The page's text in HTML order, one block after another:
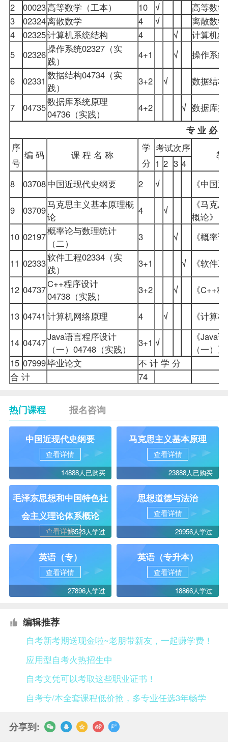
2
00023高等数学（工本） 10 √
高等数学
3
02324离散数学 4 √
离散数学
4
02325计算机系统结构 4 √
计算机
5
02326操作系统02327（实
践）
4+1 √ 操作系统
6 02331 数据结构04734（实
践）
3+2 √ 数据结构
7 04735数据库系统原理
04736（实践）
4+2 √ 数据库
专 业 必
序
号
编 码 课 程 名 称
学
分
考试次序
教
1 2 3 4
8
03708中国近现代史纲要 2 √ 《中国
9 03709马克思主义基本原理概
论
4 √ 《马克
概论》
10 02197概率论与数理统计
（二）
3 √ 《概率
11 02333软件工程02334（实
践）
3+1 √ 《软件
12 04737C++程序设计
04738（实践）
3+2 √ 《C++
13 04741 计算机网络原理 4 √ 《计算
14 04747Java语言程序设计
（一）04748（实践）
3+1 √
《Java
（一）》
15 07999毕业论文
不 计 学 分
合 计
74
热门课程 报名咨询
中国近现代史纲要
查看详情
14888人已购买
马克思主义基本原理
查看详情
23888人已购买
毛泽东思想和中国特色社
会主义理论体系概论
查看详情16523人学过
思想道德与法治
查看详情
29956人学过
英语（专）
查看详情
27896人学过
英语（专升本）
查看详情
18866人学过
编辑推荐
自考新考期送现金啦~老朋带新友，一起赚学费！
应用型自考火热招生中
自考文凭可以考取这些职业证书！
自考专/本全套课程低价抢，多专业任选3年畅学
分享到: